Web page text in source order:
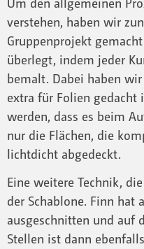
verstehen, haben wir
Gruppenprojekt
überlegt, indem jeder
bemalt. Dabei haben
extra für Folien gedacht
werden, dass es beim
nur die Flächen, die
lichtdicht abgedeckt.
Eine weitere Technik,
der Schablone. Finn hat
ausgeschnitten und auf
Stellen ist dann